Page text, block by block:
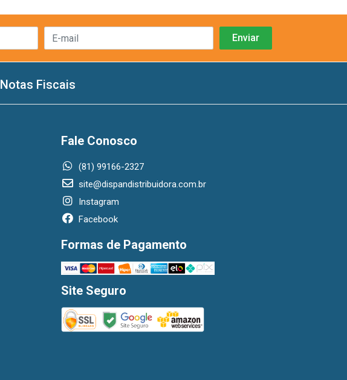
Notas Fiscais
Fale Conosco
(81) 99166-2327
site@dispandistribuidora.com.br
Instagram
Facebook
Formas de Pagamento
Site Seguro